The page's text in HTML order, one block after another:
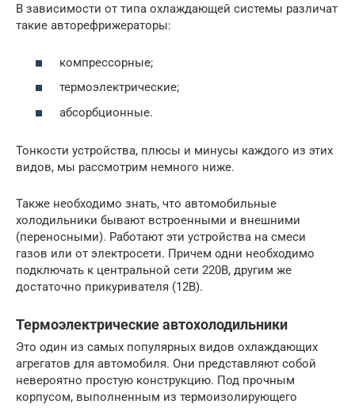
В зависимости от типа охлаждающей системы различат
такие авторефрижераторы:
компрессорные;
термоэлектрические;
абсорбционные.
Тонкости устройства, плюсы и минусы каждого из этих
видов, мы рассмотрим немного ниже.
Также необходимо знать, что автомобильные
холодильники бывают встроенными и внешними
(переносными). Работают эти устройства на смеси
газов или от электросети. Причем одни необходимо
подключать к центральной сети 220В, другим же
достаточно прикуривателя (12В).
Термоэлектрические автохолодильники
Это один из самых популярных видов охлаждающих
агрегатов для автомобиля. Они представляют собой
невероятно простую конструкцию. Под прочным
корпусом, выполненным из термоизолирующего